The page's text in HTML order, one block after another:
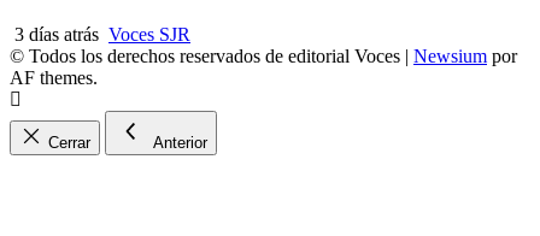
3 días atrás Voces SJR
© Todos los derechos reservados de editorial Voces | Newsium por
AF themes.
Cerrar Anterior